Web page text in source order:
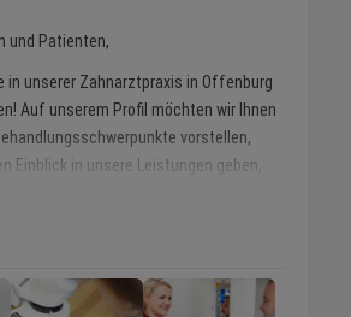
und Patienten,
in unserer Zahnarztpraxis in Offenburg
Auf unserem Profil möchten wir Ihnen
vorstellen,
Einblick in unsere Leistungen geben,
Ihren Besuch vorbereitet sind.
und das engagierte Praxis-Team, das
für Ihre Zahngesundheit sorgt.